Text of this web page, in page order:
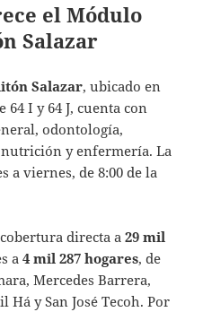
el Módulo
Salazar
Salazar, ubicado en
64 I y 64 J, cuenta con
odontología,
y enfermería. La
a viernes, de 8:00 de la
directa a29 mil
a4 mil 287 hogares, de
Mercedes Barrera,
Há y San José Tecoh. Por